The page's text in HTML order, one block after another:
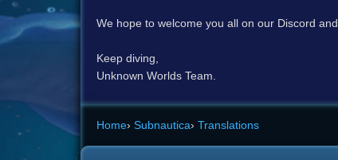
We hope to welcome you all on our Discord and
Keep diving,
Unknown Worlds Team.
Home› Subnautica› Translations